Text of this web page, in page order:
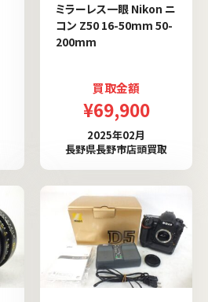
ミラーレス一眼 Nikon ニ
コン Z50 16-50mm 50-
200mm
買取金額
¥69,900
2025年02月
長野県長野市店頭買取